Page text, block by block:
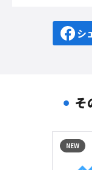
シ
そ
NEW